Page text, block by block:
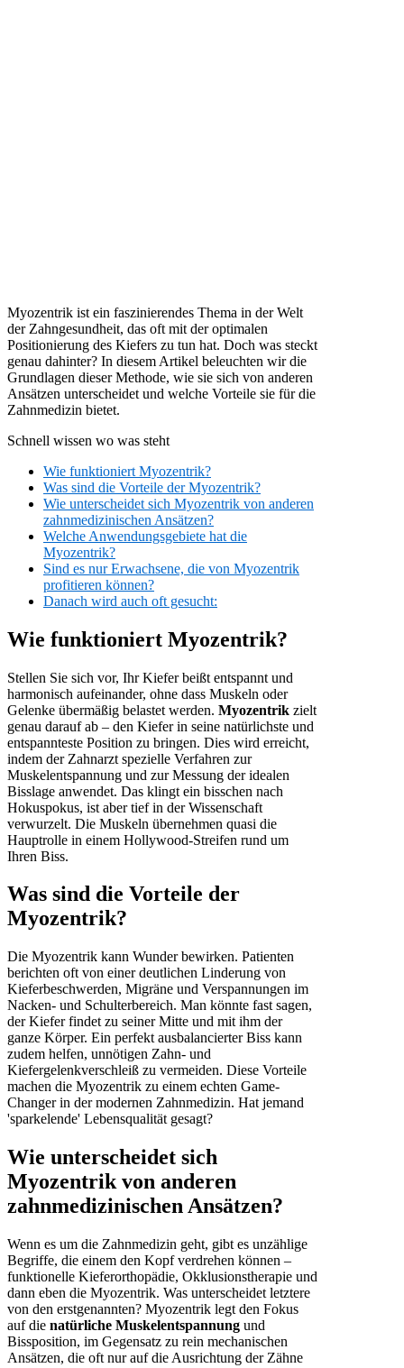
Myozentrik ist ein faszinierendes Thema in der Welt
der Zahngesundheit, das oft mit der optimalen
Positionierung des Kiefers zu tun hat. Doch was steckt
genau dahinter? In diesem Artikel beleuchten wir die
Grundlagen dieser Methode, wie sie sich von anderen
Ansätzen unterscheidet und welche Vorteile sie für die
Zahnmedizin bietet.
Schnell wissen wo was steht
Wie funktioniert Myozentrik?
Was sind die Vorteile der Myozentrik?
Wie unterscheidet sich Myozentrik von anderen
zahnmedizinischen Ansätzen?
Welche Anwendungsgebiete hat die
Myozentrik?
Sind es nur Erwachsene, die von Myozentrik
profitieren können?
Danach wird auch oft gesucht:
Wie funktioniert Myozentrik?
Stellen Sie sich vor, Ihr Kiefer beißt entspannt und
harmonisch aufeinander, ohne dass Muskeln oder
Gelenke übermäßig belastet werden. Myozentrik zielt
genau darauf ab – den Kiefer in seine natürlichste und
entspannteste Position zu bringen. Dies wird erreicht,
indem der Zahnarzt spezielle Verfahren zur
Muskelentspannung und zur Messung der idealen
Bisslage anwendet. Das klingt ein bisschen nach
Hokuspokus, ist aber tief in der Wissenschaft
verwurzelt. Die Muskeln übernehmen quasi die
Hauptrolle in einem Hollywood-Streifen rund um
Ihren Biss.
Was sind die Vorteile der
Myozentrik?
Die Myozentrik kann Wunder bewirken. Patienten
berichten oft von einer deutlichen Linderung von
Kieferbeschwerden, Migräne und Verspannungen im
Nacken- und Schulterbereich. Man könnte fast sagen,
der Kiefer findet zu seiner Mitte und mit ihm der
ganze Körper. Ein perfekt ausbalancierter Biss kann
zudem helfen, unnötigen Zahn- und
Kiefergelenkverschleiß zu vermeiden. Diese Vorteile
machen die Myozentrik zu einem echten Game-
Changer in der modernen Zahnmedizin. Hat jemand
'sparkelende' Lebensqualität gesagt?
Wie unterscheidet sich
Myozentrik von anderen
zahnmedizinischen Ansätzen?
Wenn es um die Zahnmedizin geht, gibt es unzählige
Begriffe, die einem den Kopf verdrehen können –
funktionelle Kieferorthopädie, Okklusionstherapie und
dann eben die Myozentrik. Was unterscheidet letztere
von den erstgenannten? Myozentrik legt den Fokus
auf die natürliche Muskelentspannung und
Bissposition, im Gegensatz zu rein mechanischen
Ansätzen, die oft nur auf die Ausrichtung der Zähne